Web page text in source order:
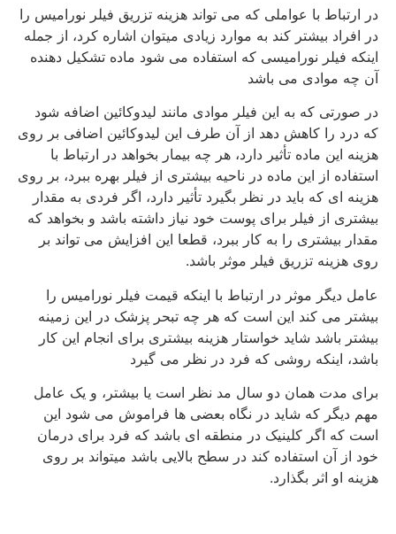
در ارتباط با عواملی که می تواند هزینه تزریق فیلر نورامیس را
در افراد بیشتر کند به موارد زیادی میتوان اشاره کرد، از جمله
اینکه فیلر نورامیسی که استفاده می شود ماده تشکیل دهنده
آن چه موادی می باشد
در صورتی که به این فیلر موادی مانند لیدوکائین اضافه شود
که درد را کاهش دهد از آن طرف این لیدوکائین اضافی بر روی
هزینه این ماده تأثیر دارد، هر چه بیمار بخواهد در ارتباط با
استفاده از این ماده در ناحیه بیشتری از فیلر بهره ببرد، بر روی
هزینه ای که باید در نظر بگیرد تأثیر دارد، اگر فردی به مقدار
بیشتری از فیلر برای پوست خود نیاز داشته باشد و بخواهد که
مقدار بیشتری را به کار ببرد، قطعا این افزایش می تواند بر
روی هزینه تزریق فیلر موثر باشد.
عامل دیگر موثر در ارتباط با اینکه قیمت فیلر نورامیس را
بیشتر می کند این است که هر چه تبحر پزشک در این زمینه
بیشتر باشد شاید خواستار هزینه بیشتری برای انجام این کار
باشد، اینکه روشی که فرد در نظر می گیرد
برای مدت همان دو سال مد نظر است یا بیشتر، و یک عامل
مهم دیگر که شاید در نگاه بعضی ها فراموش می شود این
است که اگر کلینیک در منطقه ای باشد که فرد برای درمان
خود از آن استفاده کند در سطح بالایی باشد میتواند بر روی
هزینه او اثر بگذارد.